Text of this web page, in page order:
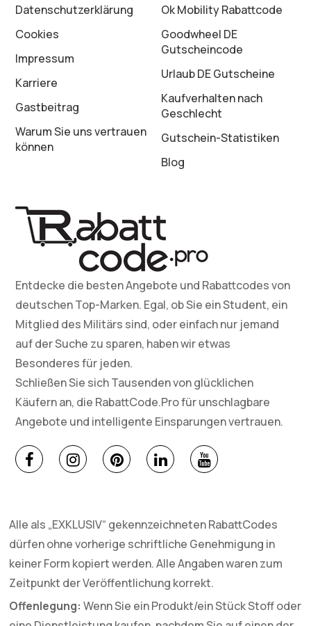
Datenschutz­erklärung
Cookies
Impressum
Karriere
Gastbeitrag
Warum Sie uns vertrauen
können
Ok Mobility Rabattcode
Goodwheel DE
Gutscheincode
Urlaub DE Gutscheine
Kaufverhalten nach
Geschlecht
Gutschein-Statistiken
Blog
Entdecke die besten Angebote und Rabattcodes von
deutschen Top-Marken. Egal, ob Sie ein Student, ein
Mitglied des Militärs sind, oder einfach nur jemand
auf der Suche zu sparen, haben wir etwas
Besonderes für jeden.
Schließen Sie sich Tausenden von glücklichen
Käufern an, die RabattCode.Pro für unschlagbare
Angebote und intelligente Einsparungen vertrauen.
Alle als „EXKLUSIV“ gekennzeichneten RabattCodes
dürfen ohne vorherige schriftliche Genehmigung in
keiner Form kopiert werden. Alle Angaben waren zum
Zeitpunkt der Veröffentlichung korrekt.
Offenlegung: Wenn Sie ein Produkt/ein Stück Stoff oder